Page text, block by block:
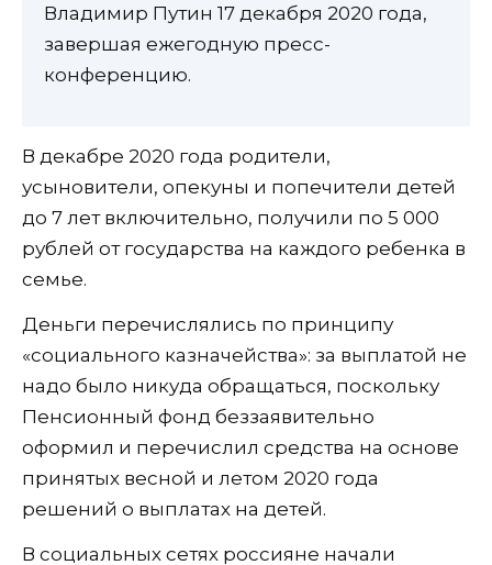
Владимир Путин 17 декабря 2020 года,
завершая ежегодную пресс-
конференцию.
В декабре 2020 года родители,
усыновители, опекуны и попечители детей
до 7 лет включительно, получили по 5 000
рублей от государства на каждого ребенка в
семье.
Деньги перечислялись по принципу
«социального казначейства»: за выплатой не
надо было никуда обращаться, поскольку
Пенсионный фонд беззаявительно
оформил и перечислил средства на основе
принятых весной и летом 2020 года
решений о выплатах на детей.
В социальных сетях россияне начали